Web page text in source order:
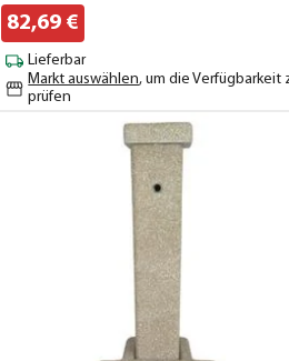
82,69 €
Lieferbar
Markt auswählen, um die Verfügbarkeit
prüfen